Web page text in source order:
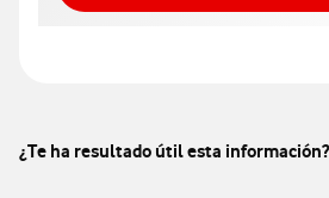
¿Te ha resultado útil esta información?